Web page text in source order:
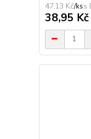
47,13 Kč/ks
38,95 Kč